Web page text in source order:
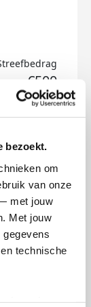
bezoekt.
om
van onze
met jouw
Met jouw
technische
€500